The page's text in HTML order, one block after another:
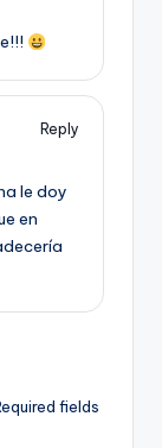
Reply
le doy
en
fields